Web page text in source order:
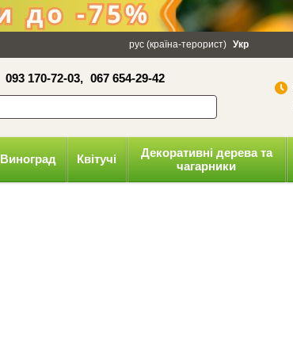
Політика конфіденційності
рус (країна-терорист) Укр
093 170-72-03, 067 654-29-42
Виноград Квітучі
Декоративні дерева та
чагарники